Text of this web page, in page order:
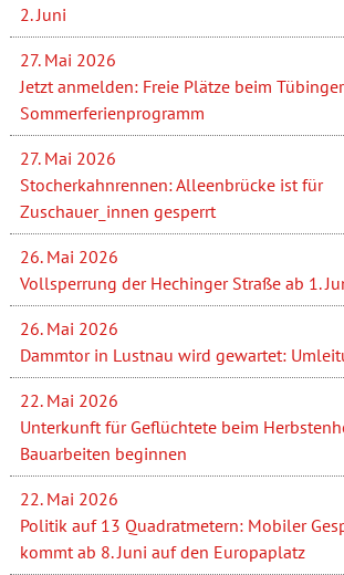
2. Juni
27. Mai 2026
Jetzt anmelden: Freie Plätze beim Tübinger
Sommerferienprogramm
27. Mai 2026
Stocherkahnrennen: Alleenbrücke ist für
Zuschauer_innen gesperrt
26. Mai 2026
Vollsperrung der Hechinger Straße ab 1.
26. Mai 2026
Dammtor in Lustnau wird gewartet:
22. Mai 2026
Unterkunft für Geflüchtete beim
Bauarbeiten beginnen
22. Mai 2026
Politik auf 13 Quadratmetern: Mobiler
kommt ab 8. Juni auf den Europaplatz